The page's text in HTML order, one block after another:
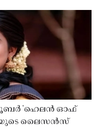
'ഹെലൻ ഓഫ്
ലൈസൻസ്